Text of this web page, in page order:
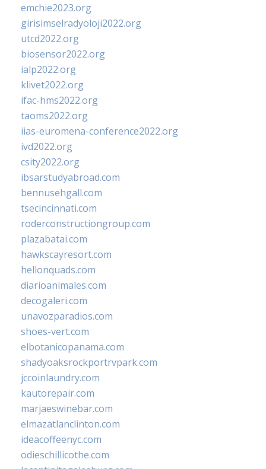
emchie2023.org
girisimselradyoloji2022.org
utcd2022.org
biosensor2022.org
ialp2022.org
klivet2022.org
ifac-hms2022.org
taoms2022.org
iias-euromena-conference2022.org
ivd2022.org
csity2022.org
ibsarstudyabroad.com
bennusehgall.com
tsecincinnati.com
roderconstructiongroup.com
plazabatai.com
hawkscayresort.com
hellonquads.com
diarioanimales.com
decogaleri.com
unavozparadios.com
shoes-vert.com
elbotanicopanama.com
shadyoaksrockportrvpark.com
jccoinlaundry.com
kautorepair.com
marjaeswinebar.com
elmazatlanclinton.com
ideacoffeenyc.com
odieschillicothe.com